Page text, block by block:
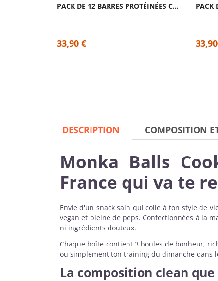
PACK DE 12 BARRES PROTÉINÉES CACAHUÈTES...
33,90 €
DESCRIPTION COMPOSITION
Monka Balls
France qui va te
Envie d'un snack sain qui colle à ton style de
vegan et pleine de peps. Confectionnées à la
ni ingrédients douteux.
Chaque boîte contient 3 boules de bonheur,
ou simplement ton training du dimanche dans
La composition clean